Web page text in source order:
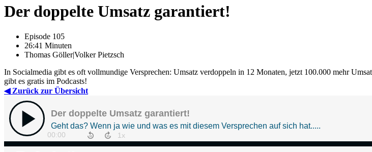
Der doppelte Umsatz garantiert!
Episode 105
26:41 Minuten
Thomas Göller|Volker Pietzsch
In Socialmedia gibt es oft vollmundige Versprechen: Umsatz verdoppeln in 12 Monaten, jetzt 100.000 mehr
gibt es gratis im Podcasts!
◀ Zurück zur Übersicht